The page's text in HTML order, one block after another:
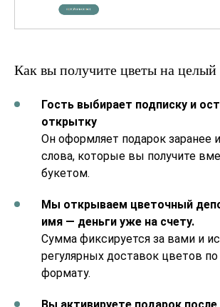
Как вы получите цветы на целый
Гость выбирает подписку и
открытку
Он оформляет подарок заранее
слова, которые вы получите
букетом.
Мы открываем цветочный
имя — деньги уже на счету.
Сумма фиксируется за вами и
регулярных доставок цветов
формату.